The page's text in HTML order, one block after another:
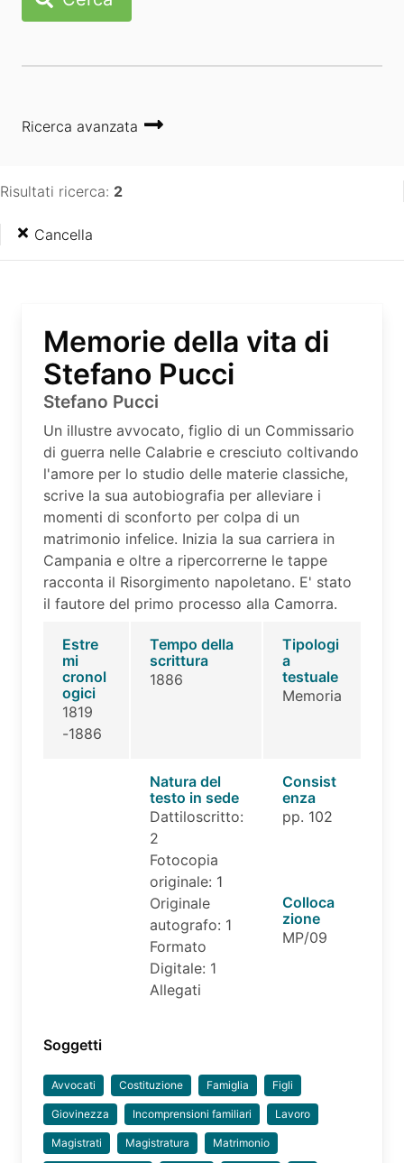
Ricerca avanzata
Risultati ricerca: 2
Cancella
Memorie della vita di
Stefano Pucci
Stefano Pucci
Un illustre avvocato, figlio di un Commissario
di guerra nelle Calabrie e cresciuto coltivando
l'amore per lo studio delle materie classiche,
scrive la sua autobiografia per alleviare i
momenti di sconforto per colpa di un
matrimonio infelice. Inizia la sua carriera in
Campania e oltre a ripercorrerne le tappe
racconta il Risorgimento napoletano. E' stato
il fautore del primo processo alla Camorra.
Estre
mi
cronol
ogici
1819
-1886
Tempo della
scrittura
1886
Tipologi
a
testuale
Memoria
Natura del
testo in sede
Dattiloscritto:
2
Fotocopia
originale: 1
Originale
autografo: 1
Formato
Digitale: 1
Allegati
Consist
enza
pp. 102
Colloca
zione
MP/09
Soggetti
Avvocati Costituzione Famiglia Figli
Giovinezza Incomprensioni familiari Lavoro
Magistrati Magistratura Matrimonio